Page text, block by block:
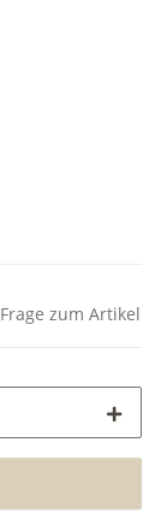
Frage zum Artikel